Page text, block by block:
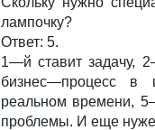
лампочку?
Ответ: 5.
1—й ставит задачу,
бизнес—процесс
реальном времени,
проблемы. И еще